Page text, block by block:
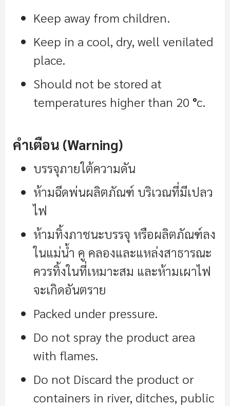
Keep away from children.
Keep in a cool, dry, well venilated
place.
Should not be stored at
temperatures higher than 20 °c.
คำเตือน (Warning)
บรรจุภายใต้ความดัน
ห้ามฉีดพ่นผลิตภัณฑ์ บริเวณที่มีเปลว
ไฟ
ห้ามทิ้งภาชนะบรรจุ หรือผลิตภัณฑ์ลง
ในแม่น้ำ คู คลองและแหล่งสาธารณะ
ควรทิ้งในที่เหมาะสม และห้ามเผาไฟ
จะเกิดอันตราย
Packed under pressure.
Do not spray the product area
with flames.
Do not Discard the product or
containers in river, ditches, public